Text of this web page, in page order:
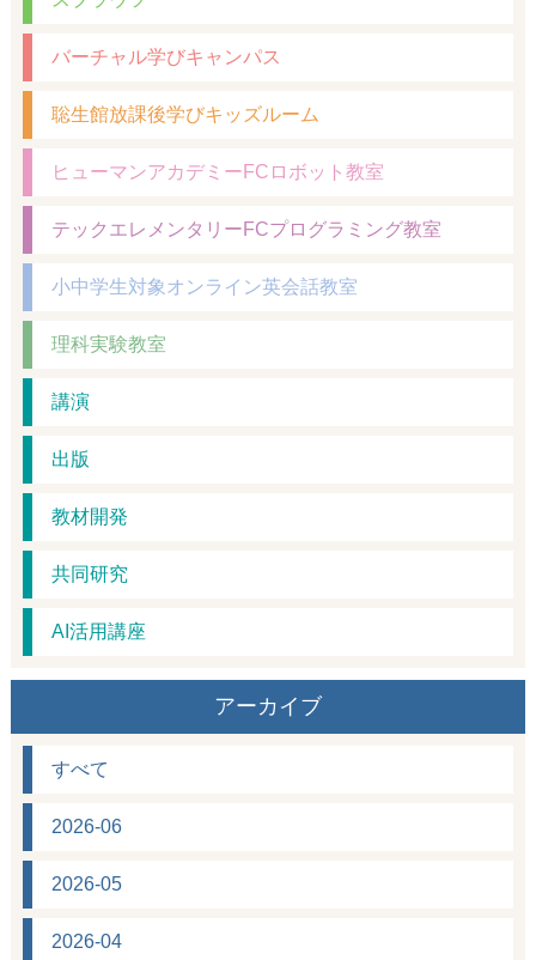
バーチャル学びキャンパス
聡生館放課後学びキッズルーム
ヒューマンアカデミーFCロボット教室
テックエレメンタリーFCプログラミング教室
小中学生対象オンライン英会話教室
理科実験教室
講演
出版
教材開発
共同研究
AI活用講座
アーカイブ
すべて
2026-06
2026-05
2026-04